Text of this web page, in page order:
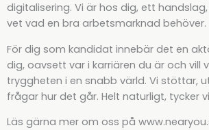
digitalisering. Vi är hos dig, ett
vet vad en bra arbetsmarknad behöver.
För dig som kandidat innebär det en
dig, oavsett var i karriären du är och vill
tryggheten i en snabb värld. Vi stöttar,
frågar hur det går. Helt naturligt, tycker
Läs gärna mer om oss på